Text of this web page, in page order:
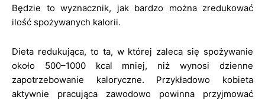
Będzie to wyznacznik, jak bardzo można zredukować
ilość spożywanych kalorii.
Dieta redukująca, to ta, w której zaleca się spożywanie
około 500–1000 kcal mniej, niż wynosi dzienne
zapotrzebowanie kaloryczne. Przykładowo kobieta
aktywnie pracująca zawodowo powinna przyjmować